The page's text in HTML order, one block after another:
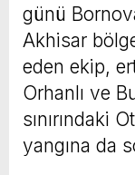
günü
Akhisar
eden ekip,
Orhanlı ve
sınırındaki
yangına da